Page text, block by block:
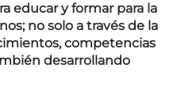
educar y formar para la
no solo a través de la
competencias
desarrollando